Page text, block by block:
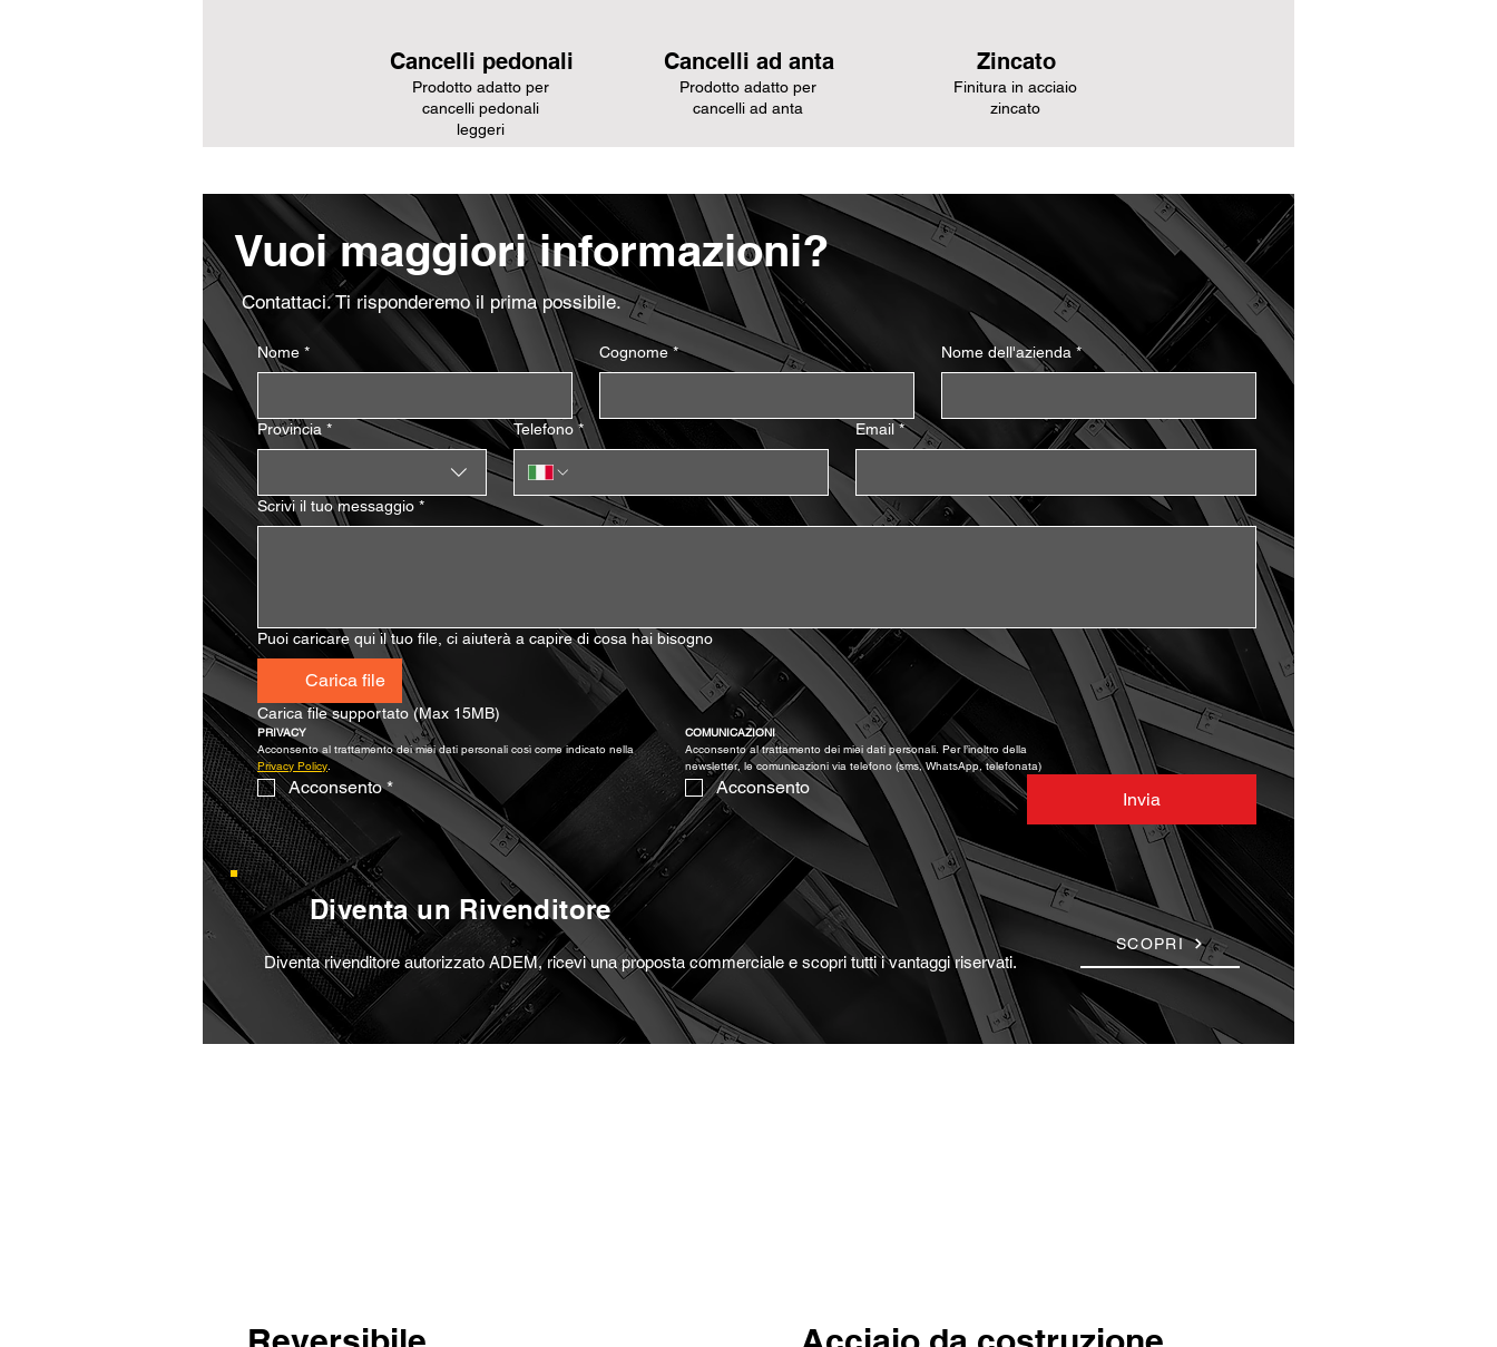
Cancelli pedonali
Prodotto adatto per
cancelli pedonali
leggeri
Cancelli ad anta
Prodotto adatto per
cancelli ad anta
Zincato
Finitura in acciaio
zincato
Vuoi maggiori informazioni?
Contattaci. Ti risponderemo il prima possibile.
Nome * Cognome * Nome dell'azienda *
Provincia * Telefono * Email *
Scrivi il tuo messaggio *
Puoi caricare qui il tuo file, ci aiuterà a capire di cosa hai bisogno
Carica file
Carica file supportato (Max 15MB)
PRIVACY
Acconsento al trattamento dei miei dati personali così come indicato nella
Privacy Policy.
COMUNICAZIONI
Acconsento al trattamento dei miei dati personali. Per l’inoltro della
newsletter, le comunicazioni via telefono (sms, WhatsApp, telefonata)
Acconsento * Acconsento
Invia
Diventa un Rivenditore
Diventa rivenditore autorizzato ADEM, ricevi una proposta commerciale e scopri tutti i vantaggi riservati.
SCOPRI